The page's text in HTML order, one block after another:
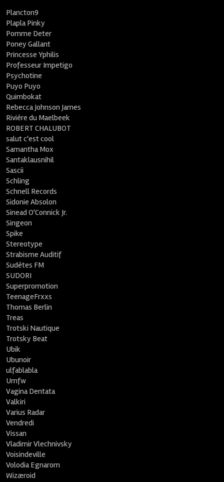
Plancton9
Plapla Pinky
Pomme Deter
Poney Gallant
Princesse Yphilis
Professeur Impetigo
Psychotine
Puyo Puyo
Quimbokat
Rebecca Johnson James
Rivière du Maelbeek
ROBERT CHALUBOT
salut c'est cool
Samantha Mox
Santaklausnihil
Sascii
Schling
Schnell Records
Sidonie Absolon
Sinead O'Connick Jr.
Singeon
Spike
Stereotype
Strabisme Auditif
Sudètes FM
SUDORI
Superpromotion
TeenageFrxxs
Thomas Berlin
Treas
Trotski Nautique
Trotsky Beat
Ubik
Ubunoir
ulfablabla
Umfw
Vagina Dentata
Valkiri
Varius Radar
Vendredi
Vissan
Vladimir Vlechnivsky
Voisindeville
Volodia Egnarom
Wizæroid